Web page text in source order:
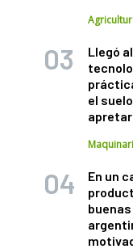
Llegó
el
En un